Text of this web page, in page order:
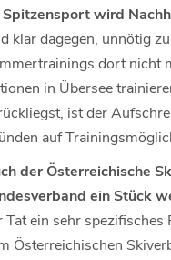
Spitzensport wird
klar dagegen, unnötig
dort nicht
in Übersee
ist der
auf
der Österreichische
ein Stück
Tat ein sehr
Österreichischen